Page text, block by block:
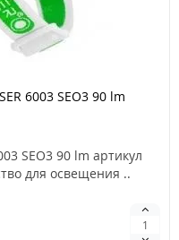
6003 SEO3 90 lm
SEO3 90 lm артикул
для освещения ..